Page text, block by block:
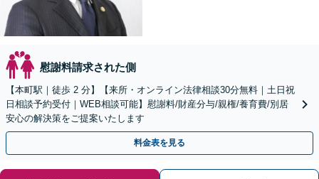
慰謝料請求された側
【本町駅｜徒歩 2 分】【来所・オンライン法律相談30分無料｜土日祝
日相談予約受付｜WEB相談可能】慰謝料/財産分与/親権/養育費/別居
安心の解決策をご提案いたします
料金表を見る